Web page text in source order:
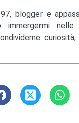
blogger e
immergermi